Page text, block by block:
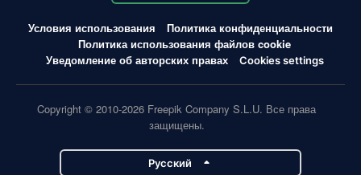
Условия использования
Политика конфиденциальности
Политика использования файлов cookie
Уведомление об авторских правах
Cookies settings
Copyright © 2010-2026 Freepik Company S.L.U. Все права
защищены.
Pусский